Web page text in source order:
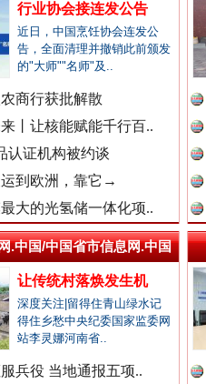
国
国
国
国
行称"我一路开着双闪"..
行业协会接连发公告
近日，中国烹饪协会连发公
告，全面清理并撤销此前颁发
的"大师""名师"及..
商行获批解散
丨让核能赋能千行百..
认证机构被约谈
到欧洲，靠它→
大的光氢储一体化项..
.中国/中国省市信息网.中国
让传统村落焕发生机
深度关注|留得住青山绿水记
得住乡愁中央纪委国家监委网
站李灵娜河南省..
兵役 当地通报五项..